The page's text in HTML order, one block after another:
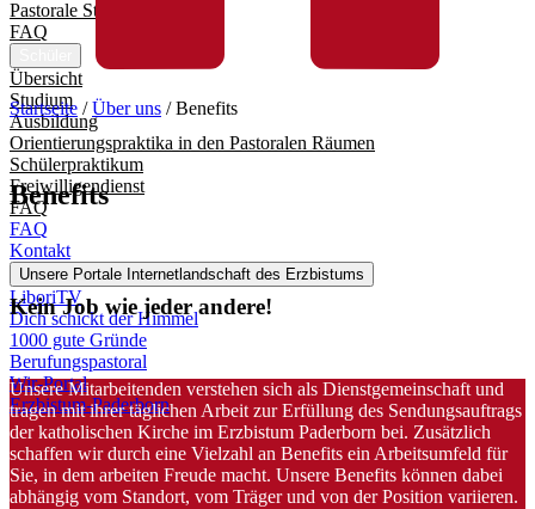
Pastorale Studienpraktika
FAQ
Übersicht
Studium
Ausbildung
Orientierungspraktika in den Pastoralen Räumen
Schülerpraktikum
Freiwilligendienst
FAQ
FAQ
Kontakt
Unsere Portale Internetlandschaft des Erzbistums
LiboriTV
Dich schickt der Himmel
1000 gute Gründe
Berufungspastoral
Wir-Portal
Erzbistum-Paderborn
Startseite /Über uns /Benefits
Benefits
Kein Job wie jeder andere!
Unsere Mitarbeitenden verstehen sich als Dienstgemeinschaft und
tragen mit ihrer täglichen Arbeit zur Erfüllung des Sendungsauftrags
der katholischen Kirche im Erzbistum Paderborn bei. Zusätzlich
schaffen wir durch eine Vielzahl an Benefits ein Arbeitsumfeld für
Sie, in dem arbeiten Freude macht. Unsere Benefits können dabei
abhängig vom Standort, vom Träger und von der Position variieren.